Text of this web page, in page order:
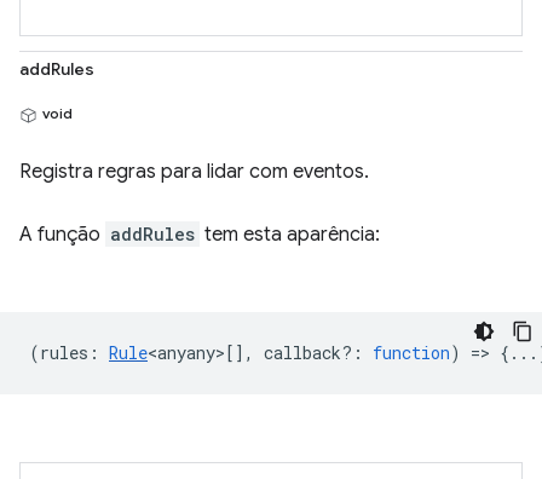
addRules
void
Registra regras para lidar com eventos.
A função addRules tem esta aparência:
(rules : Rule<anyany> [], callback? : function) =>